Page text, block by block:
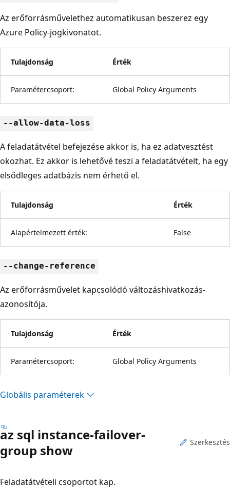
Az erőforrásművelethez automatikusan beszerez egy
Azure Policy-jogkivonatot.
Tulajdonság Érték
Paramétercsoport: Global Policy Arguments
--allow-data-loss
A feladatátvétel befejezése akkor is, ha ez adatvesztést
okozhat. Ez akkor is lehetővé teszi a feladatátvételt, ha egy
elsődleges adatbázis nem érhető el.
Tulajdonság Érték
Alapértelmezett érték: False
--change-reference
Az erőforrásművelet kapcsolódó változáshivatkozás-
azonosítója.
Tulajdonság Érték
Paramétercsoport: Global Policy Arguments
Globális paraméterek
az sql instance-failover-
group show
Szerkesztés
Feladatátvételi csoportot kap.